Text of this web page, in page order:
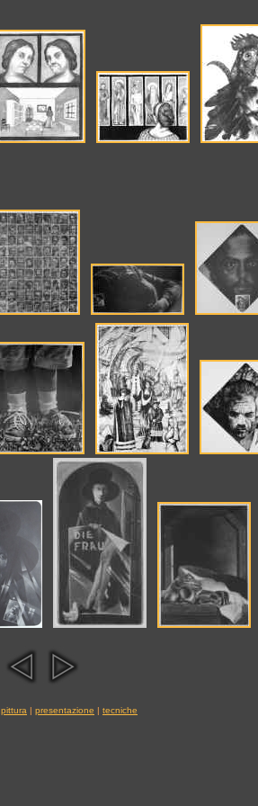
pittura | presentazione | tecniche